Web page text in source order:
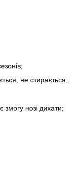
не стирається;
змогу нозі дихати;